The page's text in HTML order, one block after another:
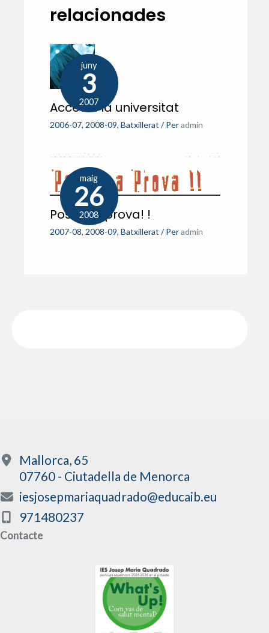
relacionades
juny
3
2007
Accés a la universitat
2006-07, 2008-09, Batxillerat / Per admin
maig
26
2008
Posa’ t a prova! !
2007-08, 2008-09, Batxillerat / Per admin
Mallorca, 65
07760 - Ciutadella de Menorca
iesjosepmariaquadrado@educaib.eu
971480237
Contacte